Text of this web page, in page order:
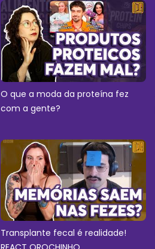
O que a moda da proteína fez
com a gente?
Transplante fecal é realidade!